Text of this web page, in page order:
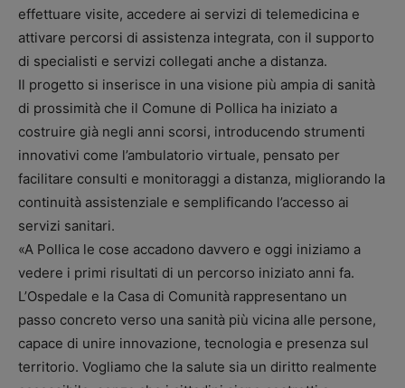
effettuare visite, accedere ai servizi di telemedicina e
attivare percorsi di assistenza integrata, con il supporto
di specialisti e servizi collegati anche a distanza.
Il progetto si inserisce in una visione più ampia di sanità
di prossimità che il Comune di Pollica ha iniziato a
costruire già negli anni scorsi, introducendo strumenti
innovativi come l’ambulatorio virtuale, pensato per
facilitare consulti e monitoraggi a distanza, migliorando la
continuità assistenziale e semplificando l’accesso ai
servizi sanitari.
«A Pollica le cose accadono davvero e oggi iniziamo a
vedere i primi risultati di un percorso iniziato anni fa.
L’Ospedale e la Casa di Comunità rappresentano un
passo concreto verso una sanità più vicina alle persone,
capace di unire innovazione, tecnologia e presenza sul
territorio. Vogliamo che la salute sia un diritto realmente